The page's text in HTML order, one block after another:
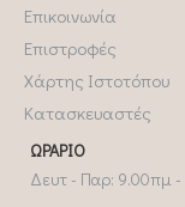
Επικοινωνία
Επιστροφές
Χάρτης Ιστοτόπου
Κατασκευαστές
ΩΡΆΡΙΟ
Δευτ - Παρ: 9.00πμ